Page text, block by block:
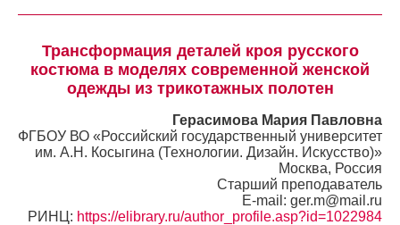
Трансформация деталей кроя русского
костюма в моделях современной женской
одежды из трикотажных полотен
Герасимова Мария Павловна
ФГБОУ ВО «Российский государственный университет
им. А.Н. Косыгина (Технологии. Дизайн. Искусство)»
Москва, Россия
Старший преподаватель
E-mail: ger.m@mail.ru
РИНЦ: https://elibrary.ru/author_profile.asp?id=1022984